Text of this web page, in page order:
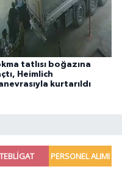
tatlısı boğazına
Heimlich
kurtarıldı